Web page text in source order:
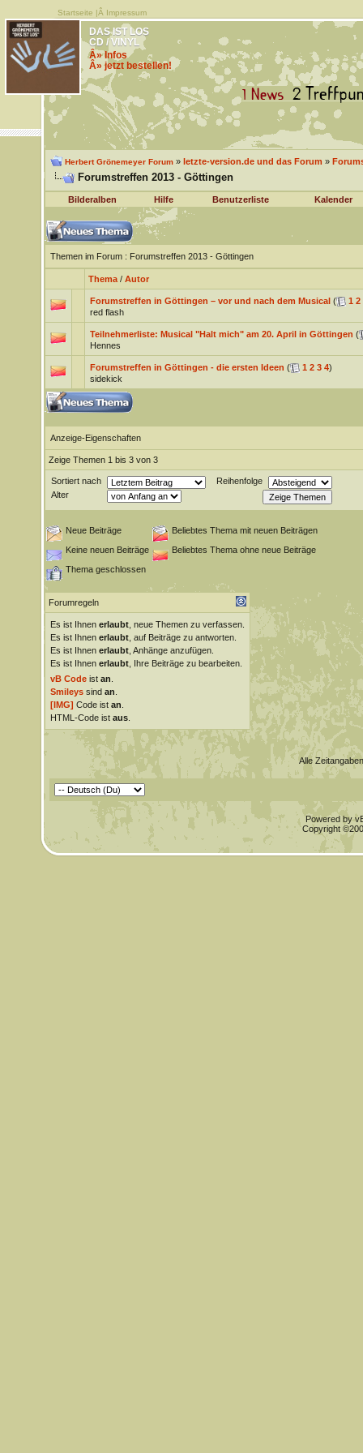
Startseite |Â Impressum
DAS IST LOS
CD / VINYL
Â» Infos
Â» jetzt bestellen!
Herbert Grönemeyer Forum» letzte-version.de und das Forum »
Forumstreffen 2013 - Göttingen
Bilderalben Hilfe Benutzerliste Kalender
Themen im Forum: Forumstreffen 2013 - Göttingen
Thema/ Autor
Forumstreffen in Göttingen – vor und nach dem Musical ( 1 2
red flash
Teilnehmerliste: Musical "Halt mich" am 20. April in Göttingen (
Hennes
Forumstreffen in Göttingen - die ersten Ideen ( 1 2 3 4)
sidekick
Anzeige-Eigenschaften
Zeige Themen 1 bis 3 von 3
Sortiert nach
Reihenfolge
Alter
Neue Beiträge
Beliebtes Thema mit neuen Beiträgen
Keine neuen Beiträge
Beliebtes Thema ohne neue Beiträge
Thema geschlossen
Forumregeln
Es ist Ihnen erlaubt, neue Themen zu verfassen.
Es ist Ihnen erlaubt, auf Beiträge zu antworten.
Es ist Ihnen erlaubt, Anhänge anzufügen.
Es ist Ihnen erlaubt, Ihre Beiträge zu bearbeiten.
vB Codeist an
Smileyssind an
[IMG] Code ist an
HTML-Code ist aus.
Alle
Powered by
Copyright